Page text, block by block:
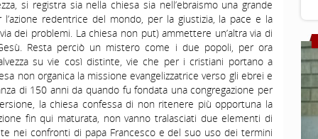
si registra sia nella chiesa sia nell’ebraismo una grande
redentrice del mondo, per la giustizia, la pace e la
dei problemi. La chiesa non put) ammettere un’altra via di
Resta perciò un mistero come i due popoli, per ora
su vie così distinte, vie che per i cristiani portano a
non organica la missione evangelizzatrice verso gli ebrei e
di 150 anni da quando fu fondata una congregazione per
la chiesa confessa di non ritenere più opportuna la
fin qui maturata, non vanno tralasciati due elementi di
nei confronti di papa Francesco e del suo uso dei termini